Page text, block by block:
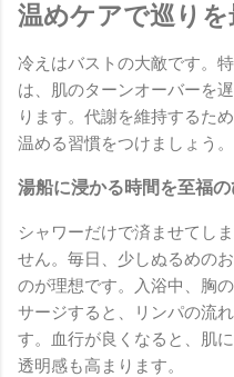
温めケアで巡りを
冷えはバストの大敵です。
は、肌のターンオーバーを
ります。代謝を維持するた
温める習慣をつけましょう。
湯船に浸かる時間を至福
シャワーだけで済ませてし
せん。毎日、少しぬるめの
のが理想です。入浴中、胸
サージすると、リンパの流
す。血行が良くなると、肌
透明感も高まります。